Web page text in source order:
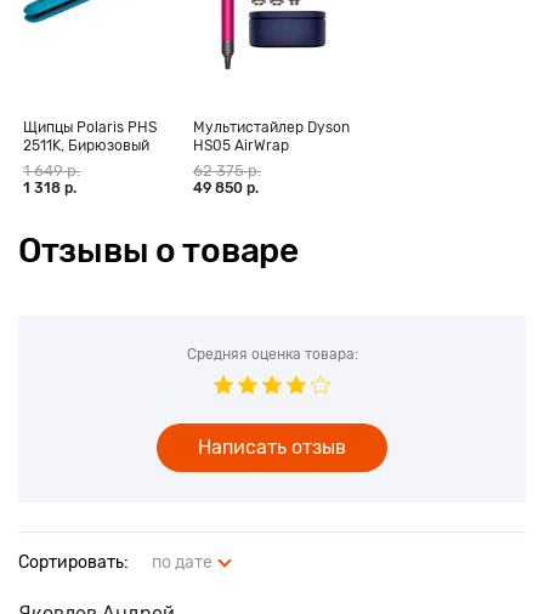
Щипцы Polaris PHS
2511K, Бирюзовый
1 649 р.
1 318 р.
Мультистайлер Dyson
HS05 AirWrap
Complete Long,
фуксия (CN)
62 375 р.
49 850 р.
Отзывы о товаре
Сортировать: по дате
Средняя оценка товара:
Написать отзыв